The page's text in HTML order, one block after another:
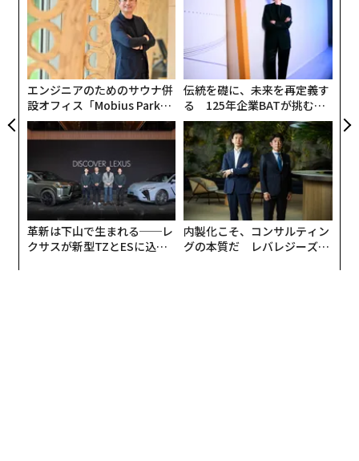
エンジニアのためのサウナ併
設オフィス「Mobius Park」
がオープン──タマディック
が健康経営を徹底する理由
伝統を礎に、未来を再定義す
る 125年企業BATが挑むス
モークレスな未来
革新は下山で生まれる──レ
クサスが新型TZとESに込め
内製化こそ、コンサルティン
グの本質だ レバレジーズが